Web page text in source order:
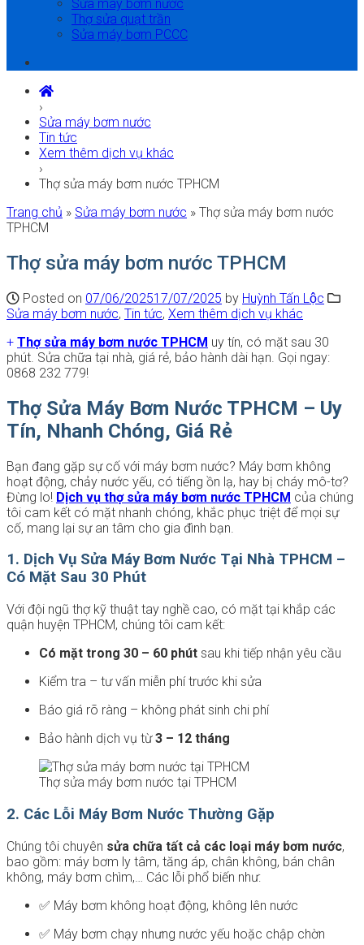
Sửa máy bơm nước
Thợ sửa quạt trần
Sửa máy bơm PCCC
›
Sửa máy bơm nước
Tin tức
Xem thêm dịch vụ khác
›
Thợ sửa máy bơm nước TPHCM
Trang chủ » Sửa máy bơm nước » Thợ sửa máy bơm nước
TPHCM
Thợ sửa máy bơm nước TPHCM
Posted on 07/06/202517/07/2025 by Huỳnh Tấn Lộc
Sửa máy bơm nước, Tin tức, Xem thêm dịch vụ khác
+ Thợ sửa máy bơm nước TPHCM uy tín, có mặt sau 30
phút. Sửa chữa tại nhà, giá rẻ, bảo hành dài hạn. Gọi ngay:
0868 232 779!
Thợ Sửa Máy Bơm Nước TPHCM – Uy
Tín, Nhanh Chóng, Giá Rẻ
Bạn đang gặp sự cố với máy bơm nước? Máy bơm không
hoạt động, chảy nước yếu, có tiếng ồn lạ, hay bị cháy mô-tơ?
Đừng lo! Dịch vụ thợ sửa máy bơm nước TPHCM của chúng
tôi cam kết có mặt nhanh chóng, khắc phục triệt để mọi sự
cố, mang lại sự an tâm cho gia đình bạn.
1. Dịch Vụ Sửa Máy Bơm Nước Tại Nhà TPHCM –
Có Mặt Sau 30 Phút
Với đội ngũ thợ kỹ thuật tay nghề cao, có mặt tại khắp các
quận huyện TPHCM, chúng tôi cam kết:
Có mặt trong 30 – 60 phút sau khi tiếp nhận yêu cầu
Kiểm tra – tư vấn miễn phí trước khi sửa
Báo giá rõ ràng – không phát sinh chi phí
Bảo hành dịch vụ từ3 – 12 tháng
Thợ sửa máy bơm nước tại TPHCM
2. Các Lỗi Máy Bơm Nước Thường Gặp
Chúng tôi chuyên sửa chữa tất cả các loại máy bơm nước,
bao gồm: máy bơm ly tâm, tăng áp, chân không, bán chân
không, máy bơm chìm,… Các lỗi phổ biến như:
✅ Máy bơm không hoạt động, không lên nước
✅ Máy bơm chạy nhưng nước yếu hoặc chập chờn